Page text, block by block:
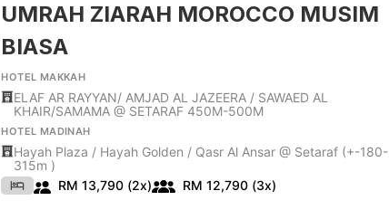
UMRAH ZIARAH MOROCCO MUSIM
BIASA
HOTEL MAKKAH
ELAF AR RAYYAN/ AMJAD AL JAZEERA / SAWAED AL
KHAIR/SAMAMA @ SETARAF 450M-500M
HOTEL MADINAH
Hayah Plaza / Hayah Golden / Qasr Al Ansar @ Setaraf (+-180-
315m )
RM 13,790 (2x)
RM 12,790 (3x)